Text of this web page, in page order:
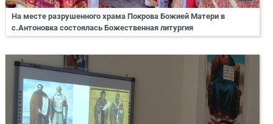
На месте разрушенного храма Покрова Божией Матери в
с.Антоновка состоялась Божественная литургия